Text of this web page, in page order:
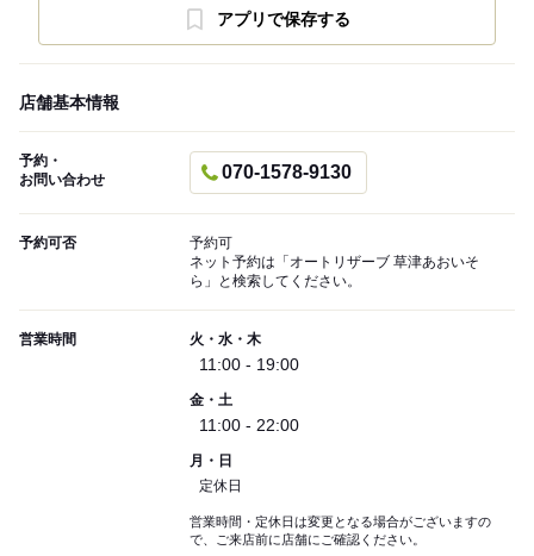
アプリで保存する
店舗基本情報
予約・
お問い合わせ
070-1578-9130
予約可否
予約可
ネット予約は「オートリザーブ 草津あおいそ
ら」と検索してください。
営業時間 火・水・木
11:00 - 19:00
金・土
11:00 - 22:00
月・日
定休日
営業時間・定休日は変更となる場合がございますの
で、ご来店前に店舗にご確認ください。